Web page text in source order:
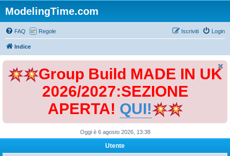
ModelingTime.com
FAQ Regole Login
Iscriviti
Indice
Group Build MADE IN UK
2026/2027:SEZIONE
APERTA! QUI!
Oggi è 6 agosto 2026, 13:38
Utente